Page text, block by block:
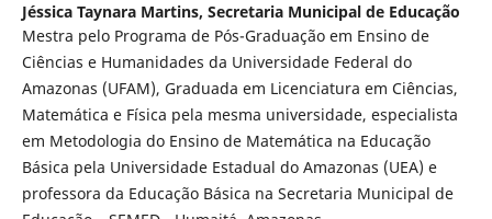
Jéssica Taynara Martins, Secretaria Municipal de Educação
Mestra pelo Programa de Pós-Graduação em Ensino de
Ciências e Humanidades da Universidade Federal do
Amazonas (UFAM), Graduada em Licenciatura em Ciências,
Matemática e Física pela mesma universidade, especialista
em Metodologia do Ensino de Matemática na Educação
Básica pela Universidade Estadual do Amazonas (UEA) e
professora da Educação Básica na Secretaria Municipal de